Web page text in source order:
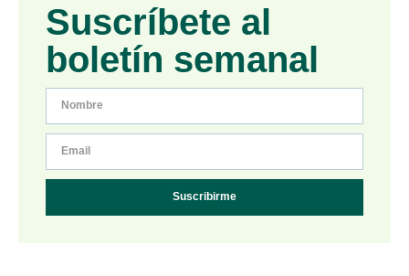
Suscríbete al
boletín semanal
Suscribirme